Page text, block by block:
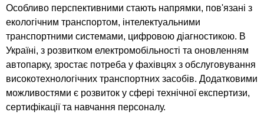
Особливо перспективними стають напрямки, пов'язані з
екологічним транспортом, інтелектуальними
транспортними системами, цифровою діагностикою. В
Україні, з розвитком електромобільності та оновленням
автопарку, зростає потреба у фахівцях з обслуговування
високотехнологічних транспортних засобів. Додатковими
можливостями є розвиток у сфері технічної експертизи,
сертифікації та навчання персоналу.